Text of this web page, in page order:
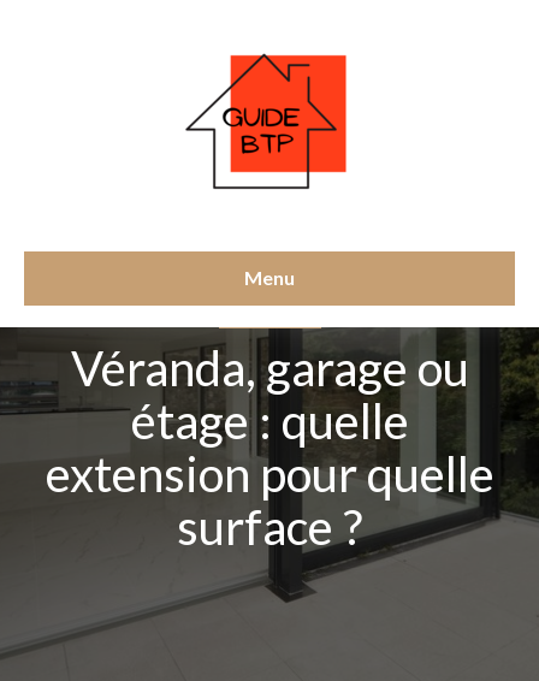
Menu
Véranda, garage ou
étage : quelle
extension pour quelle
surface ?